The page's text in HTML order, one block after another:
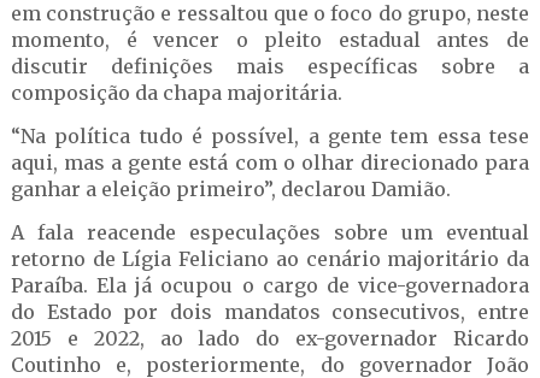
em construção e ressaltou que o foco do grupo, neste
momento, é vencer o pleito estadual antes de
discutir definições mais específicas sobre a
composição da chapa majoritária.
“Na política tudo é possível, a gente tem essa tese
aqui, mas a gente está com o olhar direcionado para
ganhar a eleição primeiro”, declarou Damião.
A fala reacende especulações sobre um eventual
retorno de Lígia Feliciano ao cenário majoritário da
Paraíba. Ela já ocupou o cargo de vice-governadora
do Estado por dois mandatos consecutivos, entre
2015 e 2022, ao lado do ex-governador Ricardo
Coutinho e, posteriormente, do governador João